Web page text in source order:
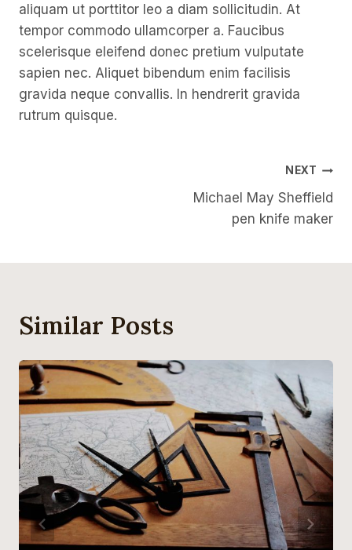
aliquam ut porttitor leo a diam sollicitudin. At
tempor commodo ullamcorper a. Faucibus
scelerisque eleifend donec pretium vulputate
sapien nec. Aliquet bibendum enim facilisis
gravida neque convallis. In hendrerit gravida
rutrum quisque.
NEXT
Michael May Sheffield
pen knife maker
Similar Posts